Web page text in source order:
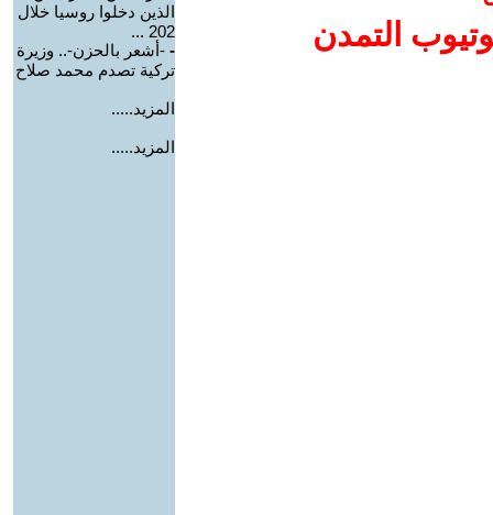
التمدن
الذين دخلوا روسيا خلال
202 ...
- -أشعر بالحزن-.. وزيرة
تركية تصدم محمد صلاح
المزيد.....
المزيد.....